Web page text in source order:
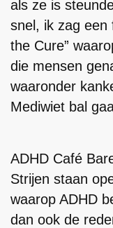
als ze is
snel, ik zag een
the Cure”
die mensen
waaronder
Mediwiet bal
ADHD Café
Strijen staan
waarop ADHD
dan ook de